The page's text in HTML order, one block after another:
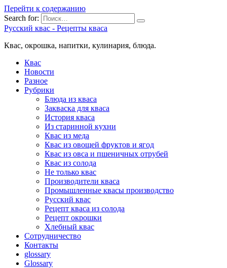
Перейти к содержанию
Search for:
Русский квас - Рецепты кваса
Квас, окрошка, напитки, кулинария, блюда.
Квас
Новости
Разное
Рубрики
Блюда из кваса
Закваска для кваса
История кваса
Из старинной кухни
Квас из меда
Квас из овощей фруктов и ягод
Квас из овса и пшеничных отрубей
Квас из солода
Не только квас
Производители кваса
Промышленные квасы производство
Русский квас
Рецепт кваса из солода
Рецепт окрошки
Хлебный квас
Сотрудничество
Контакты
glossary
Glossary